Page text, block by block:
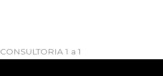
CONSULTORIA 1 a 1